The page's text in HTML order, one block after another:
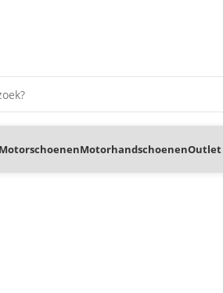
MotorschoenenMotorhandschoenenOutlet